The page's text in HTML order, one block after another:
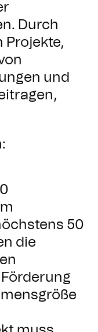
Durch
Projekte,
und
50
die